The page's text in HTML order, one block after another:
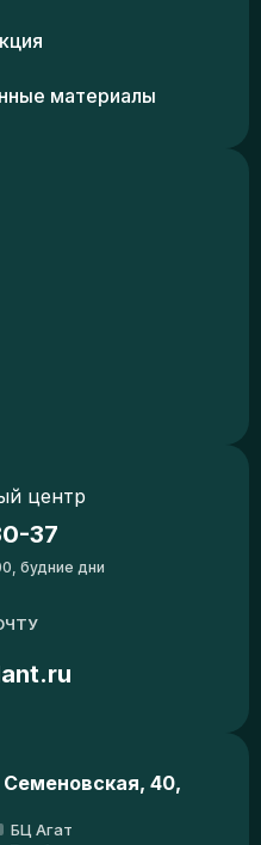
материалы
центр
37
будние дни
40,
БЦ Агат